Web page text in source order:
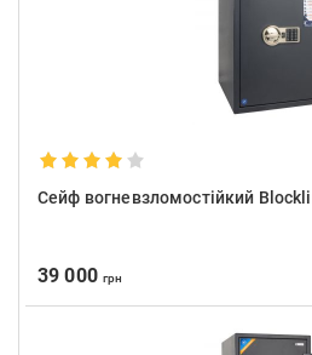
Сейф вогневзломостійкий
39 000грн